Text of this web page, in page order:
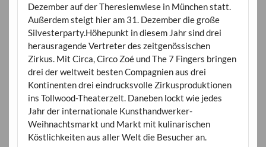
Dezember auf der Theresienwiese in München statt.
Außerdem steigt hier am 31. Dezember die große
Silvesterparty.Höhepunkt in diesem Jahr sind drei
herausragende Vertreter des zeitgenössischen
Zirkus. Mit Circa, Circo Zoé und The 7 Fingers bringen
drei der weltweit besten Compagnien aus drei
Kontinenten drei eindrucksvolle Zirkusproduktionen
ins Tollwood-Theaterzelt. Daneben lockt wie jedes
Jahr der internationale Kunsthandwerker-
Weihnachtsmarkt und Markt mit kulinarischen
Köstlichkeiten aus aller Welt die Besucher an.